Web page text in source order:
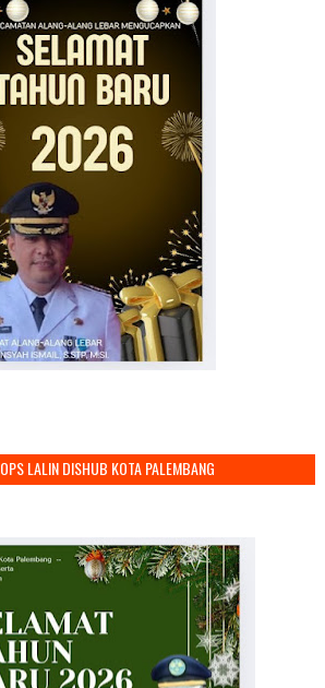
LALIN DISHUB KOTA PALEMBANG